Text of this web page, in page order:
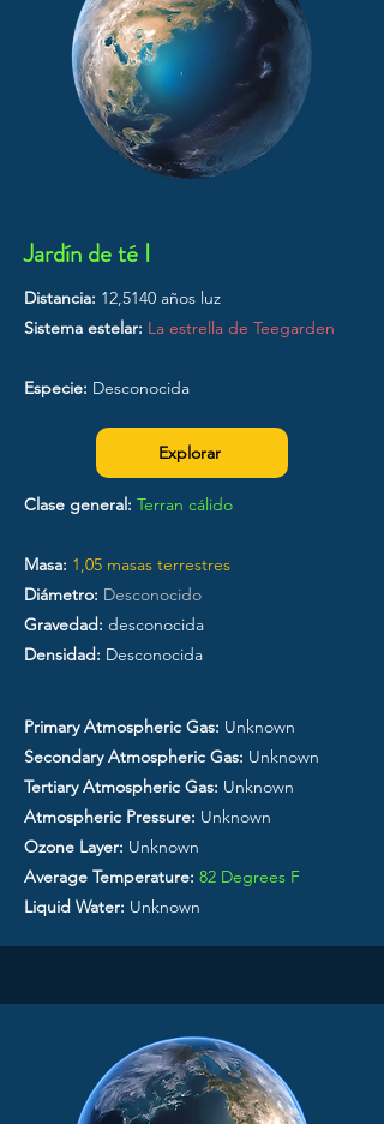
Jardín de té I
Distancia: 12,5140 años luz
Sistema estelar: La estrella de Teegarden
Especie: Desconocida
Explorar
Clase general: Terran cálido
Masa: 1,05 masas terrestres
Diámetro: Desconocido
Gravedad: desconocida
Densidad: Desconocida
Primary Atmospheric Gas: Unknown
Secondary Atmospheric Gas: Unknown
Tertiary Atmospheric Gas: Unknown
Atmospheric Pressure: Unknown
Ozone Layer: Unknown
Average Temperature: 82 Degrees F
Liquid Water: Unknown